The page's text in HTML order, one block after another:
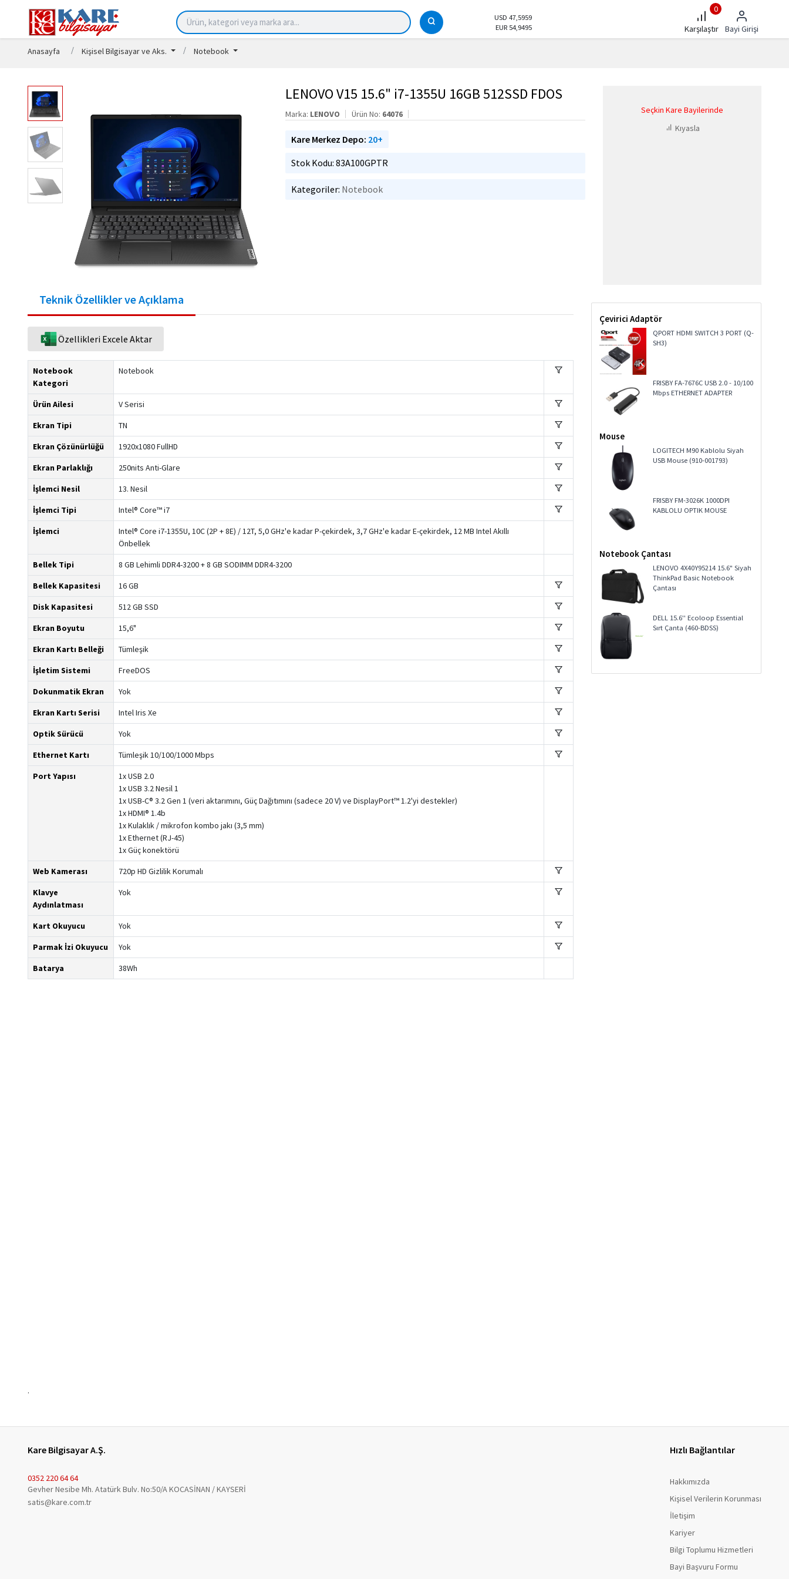
USD 47,5959
EUR 54,9495
Karşılaştır
0
Bayi Girişi
Anasayfa Kişisel Bilgisayar ve Aks. Notebook
LENOVO V15 15.6" i7-1355U 16GB 512SSD FDOS
Marka: LENOVO Ürün No: 64076
Kare Merkez Depo: 20+
Stok Kodu: 83A100GPTR
Kategoriler: Notebook
Seçkin Kare Bayilerinde
Kıyasla
Teknik Özellikler ve Açıklama
Özellikleri Excele Aktar
Notebook
Kategori
Notebook
Ürün Ailesi
V Serisi
Ekran Tipi
TN
Ekran Çözünürlüğü
1920x1080 FullHD
Ekran Parlaklığı
250nits Anti-Glare
İşlemci Nesil
13. Nesil
İşlemci Tipi
Intel® Core™ i7
İşlemci
Intel® Core i7-1355U, 10C (2P + 8E) / 12T, 5,0 GHz'e kadar P-çekirdek, 3,7 GHz'e kadar E-çekirdek, 12 MB Intel Akıllı
Önbellek
Bellek Tipi
8 GB Lehimli DDR4-3200 + 8 GB SODIMM DDR4-3200
Bellek Kapasitesi
16 GB
Disk Kapasitesi
512 GB SSD
Ekran Boyutu
15,6"
Ekran Kartı Belleği
Tümleşik
İşletim Sistemi
FreeDOS
Dokunmatik Ekran
Yok
Ekran Kartı Serisi
Intel Iris Xe
Optik Sürücü
Yok
Ethernet Kartı
Tümleşik 10/100/1000 Mbps
Port Yapısı
1x USB 2.0
1x USB 3.2 Nesil 1
1x USB-C® 3.2 Gen 1 (veri aktarımını, Güç Dağıtımını (sadece 20 V) ve DisplayPort™ 1.2'yi destekler)
1x HDMI® 1.4b
1x Kulaklık / mikrofon kombo jakı (3,5 mm)
1x Ethernet (RJ-45)
1x Güç konektörü
Web Kamerası
720p HD Gizlilik Korumalı
Klavye
Aydınlatması
Yok
Kart Okuyucu
Yok
Parmak İzi Okuyucu
Yok
Batarya
38Wh
.
Çevirici Adaptör
QPORT HDMI SWITCH 3 PORT (Q-
SH3)
FRISBY FA-7676C USB 2.0 - 10/100
Mbps ETHERNET ADAPTER
Mouse
LOGITECH M90 Kablolu Siyah
USB Mouse (910-001793)
FRISBY FM-3026K 1000DPI
KABLOLU OPTIK MOUSE
Notebook Çantası
LENOVO 4X40Y95214 15.6" Siyah
ThinkPad Basic Notebook
Çantası
DELL 15.6'' Ecoloop Essential
Sırt Çanta (460-BDSS)
Kare Bilgisayar A.Ş.
0352 220 64 64
Gevher Nesibe Mh. Atatürk Bulv. No:50/A KOCASİNAN / KAYSERİ
satis@kare.com.tr
Hızlı Bağlantılar
Hakkımızda
Kişisel Verilerin Korunması
İletişim
Kariyer
Bilgi Toplumu Hizmetleri
Bayi Başvuru Formu